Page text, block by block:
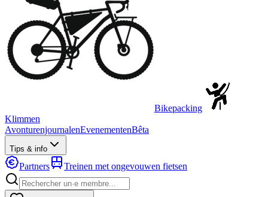
Bikepacking
Klimmen
AvonturenjournalenEvenementenBêta
Tips & info
Partners Treinen met ongevouwen fietsen